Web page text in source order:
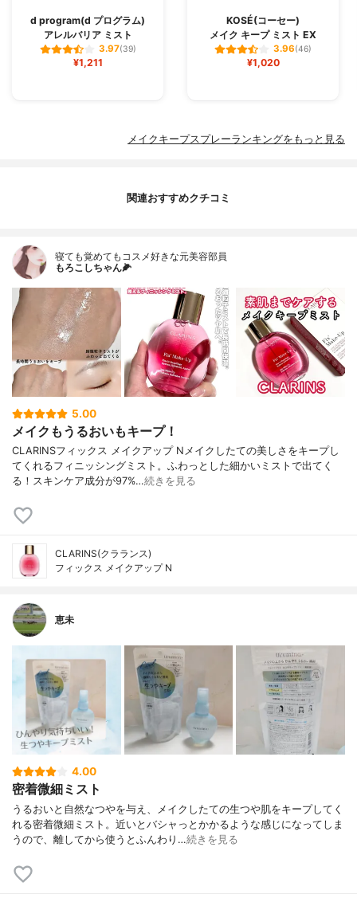
d program(d プログラム)
アレルバリア ミスト
3.97(39)
¥1,211
KOSÉ(コーセー)
メイク キープ ミスト EX
3.96(46)
¥1,020
メイクキープスプレーランキングをもっと見る
関連おすすめクチコミ
寝ても覚めてもコスメ好きな元美容部員
もろこしちゃん🌽
5.00
メイクもうるおいもキープ！
CLARINSフィックス メイクアップ Nメイクしたての美しさをキープし
てくれるフィニッシングミスト。ふわっとした細かいミストで出てく
る！スキンケア成分が97%…続きを見る
CLARINS(クラランス)
フィックス メイクアップ N
恵未
4.00
密着微細ミスト
うるおいと自然なつやを与え、メイクしたての生つや肌をキープしてく
れる密着微細ミスト。近いとバシャっとかかるような感じになってしま
うので、離してから使うとふんわり…続きを見る